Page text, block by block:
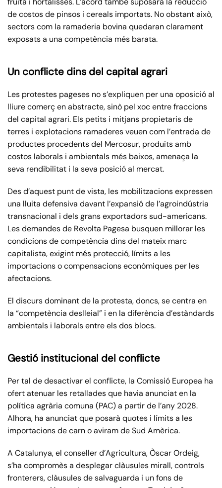
de costos de pinsos i cereals importats. No obstant això,
sectors com la ramaderia bovina quedaran clarament
exposats a una competència més barata.
Un conflicte dins del capital agrari
Les protestes pageses no s’expliquen per una oposició al
lliure comerç en abstracte, sinò pel xoc entre fraccions
del capital agrari. Els petits i mitjans propietaris de
terres i explotacions ramaderes veuen com l’entrada de
productes procedents del Mercosur, produïts amb
costos laborals i ambientals més baixos, amenaça la
seva rendibilitat i la seva posició al mercat.
Des d’aquest punt de vista, les mobilitzacions expressen
una lluita defensiva davant l’expansió de l’agroindústria
transnacional i dels grans exportadors sud-americans.
Les demandes de Revolta Pagesa busquen millorar les
condicions de competència dins del mateix marc
capitalista, exigint més protecció, límits a les
importacions o compensacions econòmiques per les
afectacions.
El discurs dominant de la protesta, doncs, se centra en
la “competència deslleial” i en la diferència d’estàndards
ambientals i laborals entre els dos blocs.
Gestió institucional del conflicte
Per tal de desactivar el conflicte, la Comissió Europea ha
ofert atenuar les retallades que havia anunciat en la
política agrària comuna (PAC) a partir de l’any 2028.
Alhora, ha anunciat que posarà quotes i límits a les
importacions de carn o aviram de Sud Amèrica.
A Catalunya, el conseller d’Agricultura, Òscar Ordeig,
s’ha compromès a desplegar clàusules mirall, controls
fronterers, clàusules de salvaguarda i un fons de